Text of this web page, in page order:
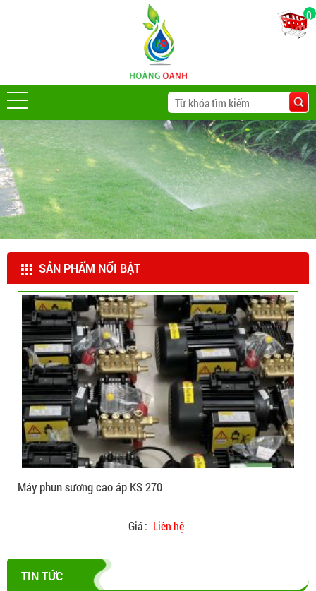
0
SẢN PHẨM NỔI BẬT
CHI TIẾT
Máy phun sương cao áp KS 270
Giá : Liên hệ
ĐẶT HÀNG
TIN TỨC